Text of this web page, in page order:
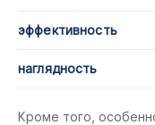
эффективность
наглядность
Кроме того,